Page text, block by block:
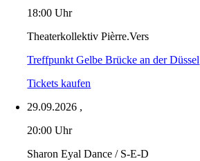
18:00 Uhr
Theaterkollektiv Pièrre.Vers
Treffpunkt Gelbe Brücke an der Düssel
Tickets kaufen
29.09.2026 ,
20:00 Uhr
Sharon Eyal Dance / S-E-D